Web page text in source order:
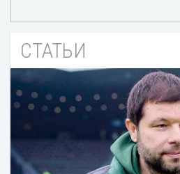
СТАТЬИ